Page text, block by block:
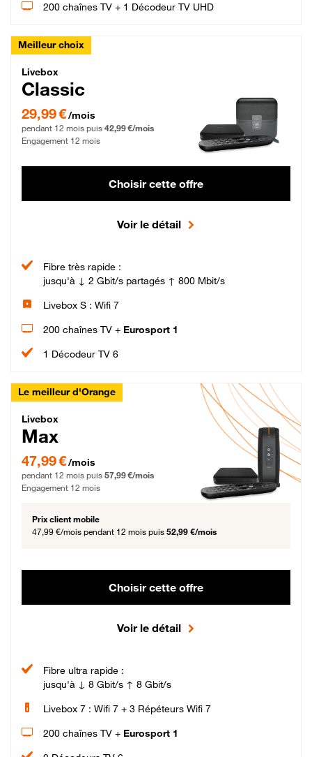
200 chaînes TV + 1 Décodeur TV UHD
Meilleur choix
Livebox Classic Fibre
Livebox
Classic
29,99 € par mois pendant 12 mois puis 42,99 € par mois, Engagement 12 mois
29,99 €/mois
pendant 12 mois puis 42,99 €/mois
Engagement 12 mois
Choisir cette offre
Voir le détail
Fibre très rapide :
jusqu'à ↓ 2 Gbit/s partagés ↑ 800 Mbit/s
Livebox S : Wifi 7
200 chaînes TV + Eurosport 1
1 Décodeur TV 6
Le meilleur d'Orange
Livebox Max Fibre
Livebox
Max
47,99 € par mois pendant 12 mois puis 57,99 € par mois, Engagement 12 mois
47,99 €/mois
pendant 12 mois puis 57,99 €/mois
Engagement 12 mois
Prix client mobile
47,99 €/mois pendant 12 mois puis 52,99 €/mois
Choisir cette offre
Voir le détail
Fibre ultra rapide :
jusqu'à ↓ 8 Gbit/s ↑ 8 Gbit/s
Livebox 7 : Wifi 7 + 3 Répéteurs Wifi 7
200 chaînes TV + Eurosport 1